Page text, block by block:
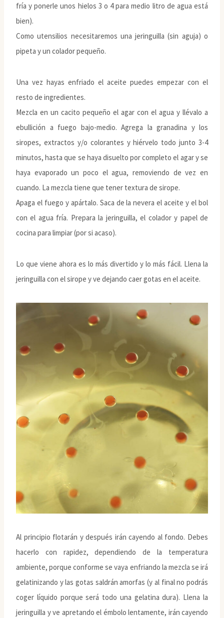
fría y ponerle unos hielos 3 o 4 para medio litro de agua está
bien).
Como utensilios necesitaremos una jeringuilla (sin aguja) o
pipeta y un colador pequeño.
Una vez hayas enfriado el aceite puedes empezar con el
resto de ingredientes.
Mezcla en un cacito pequeño el agar con el agua y llévalo a
ebullición a fuego bajo-medio. Agrega la granadina y los
siropes, extractos y/o colorantes y hiérvelo todo junto 3-4
minutos, hasta que se haya disuelto por completo el agar y se
haya evaporado un poco el agua, removiendo de vez en
cuando. La mezcla tiene que tener textura de sirope.
Apaga el fuego y apártalo. Saca de la nevera el aceite y el bol
con el agua fría. Prepara la jeringuilla, el colador y papel de
cocina para limpiar (por si acaso).
Lo que viene ahora es lo más divertido y lo más fácil. Llena la
jeringuilla con el sirope y ve dejando caer gotas en el aceite.
Al principio flotarán y después irán cayendo al fondo. Debes
hacerlo con rapidez, dependiendo de la temperatura
ambiente, porque conforme se vaya enfriando la mezcla se irá
gelatinizando y las gotas saldrán amorfas (y al final no podrás
coger líquido porque será todo una gelatina dura). Llena la
jeringuilla y ve apretando el émbolo lentamente, irán cayendo